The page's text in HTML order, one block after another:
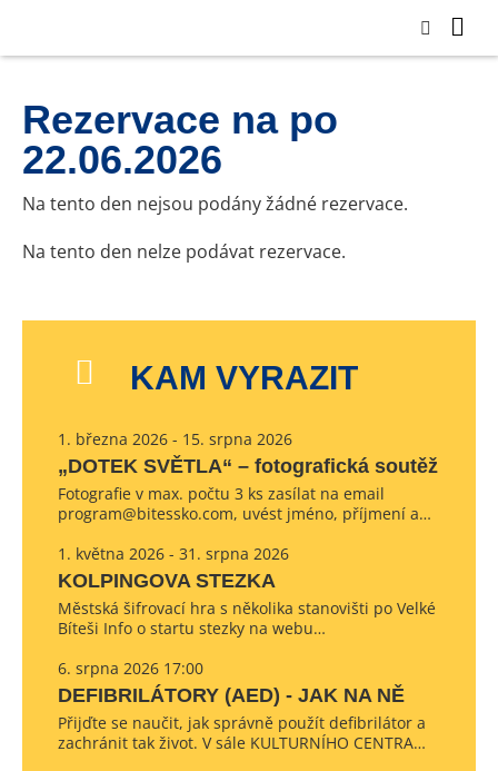
Rezervace na po
22.06.2026
Na tento den nejsou podány žádné rezervace.
Na tento den nelze podávat rezervace.
KAM VYRAZIT
1. března 2026 - 15. srpna 2026
„DOTEK SVĚTLA“ – fotografická soutěž
Fotografie v max. počtu 3 ks zasílat na email
program@bitessko.com, uvést jméno, příjmení a…
1. května 2026 - 31. srpna 2026
KOLPINGOVA STEZKA
Městská šifrovací hra s několika stanovišti po Velké
Bíteši Info o startu stezky na webu…
6. srpna 2026 17:00
DEFIBRILÁTORY (AED) - JAK NA NĚ
Přijďte se naučit, jak správně použít defibrilátor a
zachránit tak život. V sále KULTURNÍHO CENTRA…